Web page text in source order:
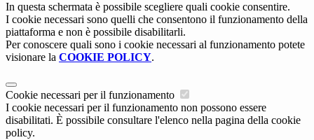
In questa schermata è possibile scegliere quali cookie consentire.
I cookie necessari sono quelli che consentono il funzionamento della
piattaforma e non è possibile disabilitarli.
Per conoscere quali sono i cookie necessari al funzionamento potete
visionare la COOKIE POLICY.
Cookie necessari per il funzionamento
I cookie necessari per il funzionamento non possono essere
disabilitati. È possibile consultare l'elenco nella pagina della cookie
policy.